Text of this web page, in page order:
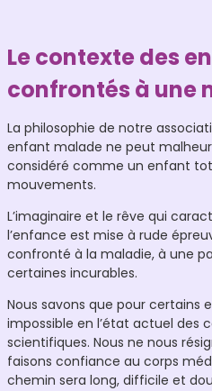
Le contexte des
confrontés à une
La philosophie de notre
enfant malade ne peut
considéré comme un enfant
mouvements.
L’imaginaire et le rêve qui
l’enfance est mise à rude
confronté à la maladie, à une
certaines incurables.
Nous savons que pour certains
impossible en l’état actuel des
scientifiques. Nous ne nous
faisons confiance au corps
chemin sera long, difficile et